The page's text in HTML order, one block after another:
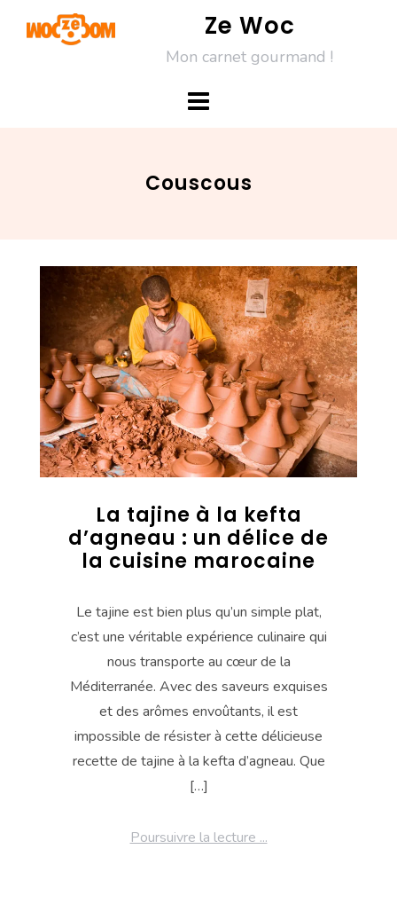
Ze Woc
Mon carnet gourmand !
Couscous
La tajine à la kefta
d’agneau : un délice de
la cuisine marocaine
Le tajine est bien plus qu’un simple plat,
c’est une véritable expérience culinaire qui
nous transporte au cœur de la
Méditerranée. Avec des saveurs exquises
et des arômes envoûtants, il est
impossible de résister à cette délicieuse
recette de tajine à la kefta d’agneau. Que
[…]
Poursuivre la lecture ...